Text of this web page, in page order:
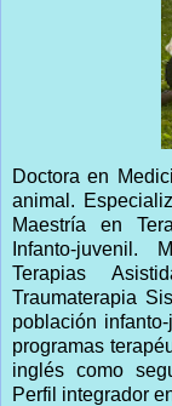
Doctora en
animal.
Maestría en
Infanto-juvenil.
Terapias
Traumaterapia
población
programas
inglés como
Perfil integrador